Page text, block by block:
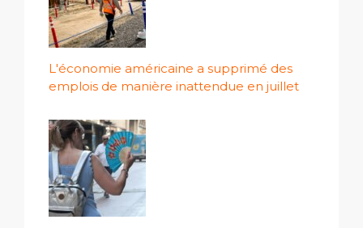
L'économie américaine a supprimé des
emplois de manière inattendue en juillet